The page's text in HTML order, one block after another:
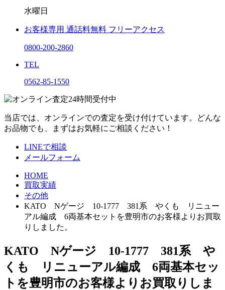
水曜日
お客様専用 通話料無料 フリーアクセス
0800-200-2860
TEL
0562-85-1550
当店では、オンラインでの査定を受け付けています。どんな
お品物でも、まずはお気軽にご相談ください！
LINEで相談
メールフォーム
HOME
買取実績
その他
KATO Nゲージ 10-1777 381系 やくも リニュー
アル編成 6両基本セットを豊明市のお客様よりお買取
りしました。
KATO Nゲージ 10-1777 381系 や
くも リニューアル編成 6両基本セッ
トを豊明市のお客様よりお買取りしま